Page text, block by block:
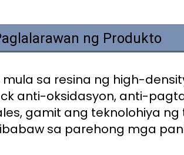
ng Produkto
sa resina ng high-
anti-oksidasyon, anti-
gamit ang teknolohiya
sa parehong mga